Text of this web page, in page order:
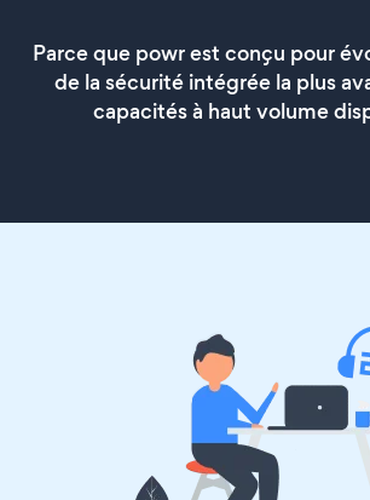
Parce que powr est conçu pour
de la sécurité intégrée la plus
capacités à haut volume